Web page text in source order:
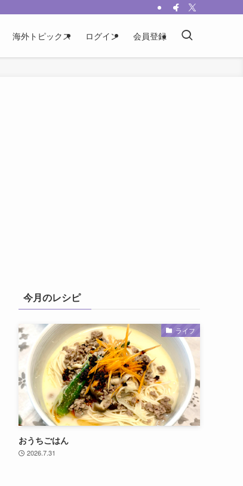
海外トピックス ログイン 会員登録
今月のレシピ
ライフ
おうちごはん
2026.7.31